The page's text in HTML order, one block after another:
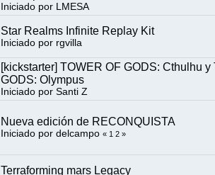
Iniciado por LMESA
Star Realms Infinite Replay Kit
Iniciado por rgvilla
[kickstarter] TOWER OF GODS: Cthulhu y
GODS: Olympus
Iniciado por Santi Z
Nueva edición de RECONQUISTA
Iniciado por delcampo « 1 2 »
Terraforming mars Legacy